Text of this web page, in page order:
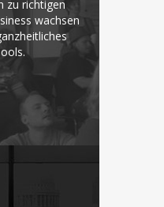
zu richtigen
wachsen